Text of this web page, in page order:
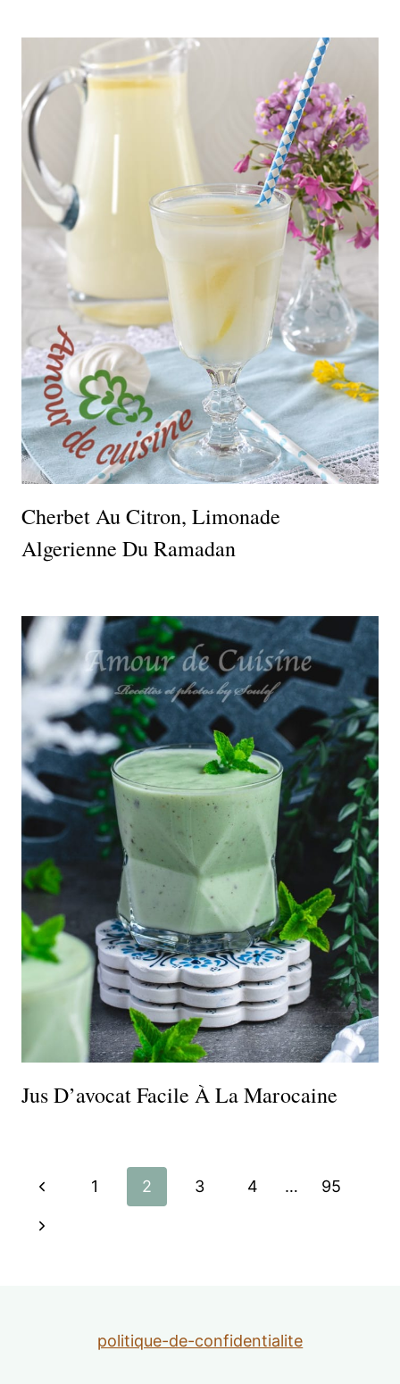
Cherbet Au Citron, Limonade
Algerienne Du Ramadan
Jus D’avocat Facile À La Marocaine
Navigation
de
Page
précédente
1 2 3 4 … 95
Page
politique-de-confidentialite